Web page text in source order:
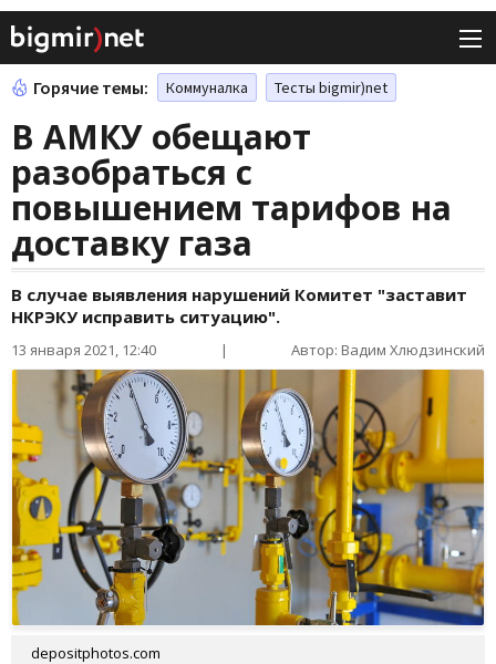
Горячие темы: Коммуналка Тесты bigmir)net
В АМКУ обещают
разобраться с
повышением тарифов на
доставку газа
В случае выявления нарушений Комитет "заставит
НКРЭКУ исправить ситуацию".
13 января 2021, 12:40 | Автор: Вадим Хлюдзинский
depositphotos.com